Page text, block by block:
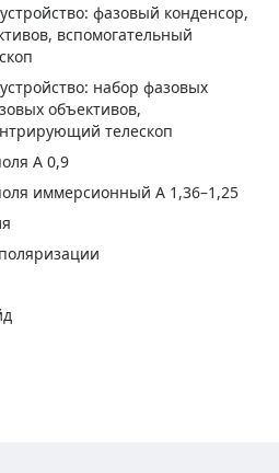
фазовый конденсор,
вспомогательный
набор фазовых
объективов,
телескоп
А 0,9
иммерсионный А 1,36–1,25